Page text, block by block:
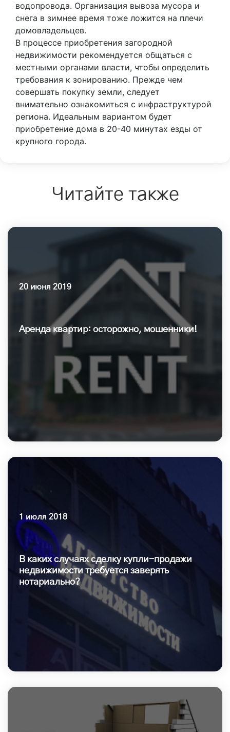
водопровода. Организация вывоза мусора и
снега в зимнее время тоже ложится на плечи
домовладельцев.
В процессе приобретения загородной
недвижимости рекомендуется общаться с
местными органами власти, чтобы определить
требования к зонированию. Прежде чем
совершать покупку земли, следует
внимательно ознакомиться с инфраструктурой
региона. Идеальным вариантом будет
приобретение дома в 20-40 минутах езды от
крупного города.
Читайте также
20 июня 2019
Аренда квартир: осторожно, мошенники!
1 июля 2018
В каких случаях сделку купли-продажи
недвижимости требуется заверять
нотариально?